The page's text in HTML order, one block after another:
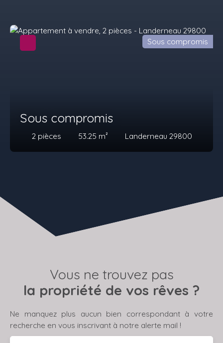
Sous compromis
2 pièces 53.25 m² Landerneau 29800
Sous compromis
Vous ne trouvez pas
la propriété de vos rêves ?
Ne manquez plus aucun bien correspondant à votre
recherche en vous inscrivant à notre alerte mail !